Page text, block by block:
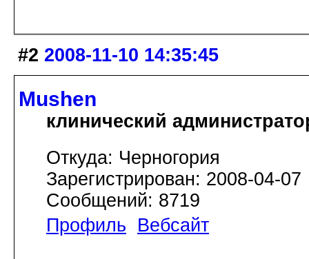
#2 2008-11-10 14:35:45
Mushen
клинический
Откуда: Черногория
Зарегистрирован: 2008-04-07
Сообщений: 8719
Профиль
Вебсайт